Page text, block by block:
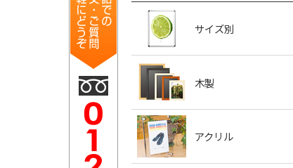
サイズ別
木製
アクリル